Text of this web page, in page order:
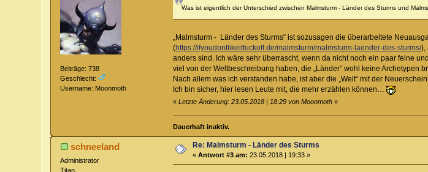
Beiträge: 738
Geschlecht:
Username: Moonmoth
Was ist eigentlich der Unterschied zwischen Malmsturm - Länder des Sturms und
„Malmsturm - Länder des Sturms“ ist sozusagen die überarbeitete
(https://ifyoudontlikeitfuckoff.de/malmsturm/malmsturm-laender-des-sturms/),
anders sind. Ich wäre sehr überrascht, wenn da nicht noch ein paar feine
viel von der Weltbeschreibung haben, die „Länder“ wohl keine
Nach allem was ich verstanden habe, ist aber die „Welt“ mit der
Ich bin sicher, hier lesen Leute mit, die mehr erzählen können…
« Letzte Änderung: 23.05.2018 | 18:29 von Moonmoth»
Dauerhaft inaktiv.
schneeland
Administrator
Titan
Re: Malmsturm - Länder des Sturms
«Antwort #3 am: 23.05.2018 | 19:33 »